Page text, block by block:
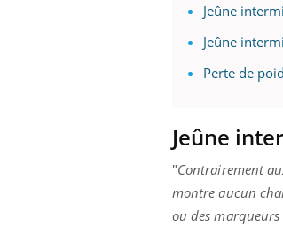
Jeûne
Jeûne
Perte de
Jeûne
"Contrairement
montre aucun
ou des